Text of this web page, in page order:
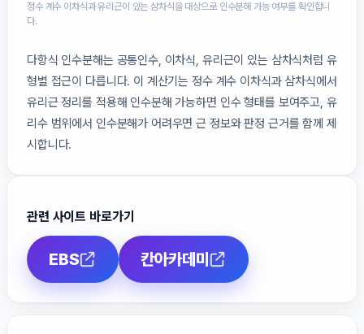
정수 계수 이차식과 유리근이 있는 삼차식을 대상으로 인수분해 가능 여부를 확인합니
다.
다항식 인수분해는 공통인수, 이차식, 유리근이 있는 삼차식처럼 유
형별 접근이 다릅니다. 이 계산기는 정수 계수 이차식과 삼차식에서
유리근 정리를 적용해 인수분해 가능하면 인수 형태를 보여주고, 유
리수 범위에서 인수분해가 어려우면 근 정보와 판정 근거를 함께 제
시합니다.
관련 사이트 바로가기
EBS 칸아카데미